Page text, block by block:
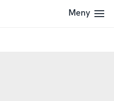
Meny